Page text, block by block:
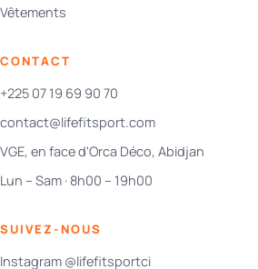
Vêtements
CONTACT
+225 07 19 69 90 70
contact@lifefitsport.com
VGE, en face d'Orca Déco, Abidjan
Lun – Sam · 8h00 – 19h00
SUIVEZ-NOUS
Instagram @lifefitsportci